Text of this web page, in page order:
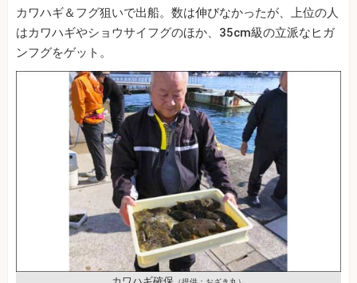
カワハギ＆フグ狙いで出船。数は伸びなかったが、上位の人
はカワハギやショウサイフグのほか、35cm級の立派なヒガ
ンフグをゲット。